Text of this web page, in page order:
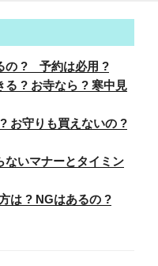
の ? 予約は必用 ?
? お寺なら ? 寒中見
お守りも買えないの ?
いマナーとタイミン
は ? NGはあるの ?